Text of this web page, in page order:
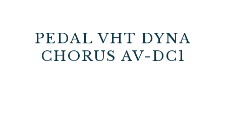
PEDAL VHT DYNA
CHORUS AV-DC1